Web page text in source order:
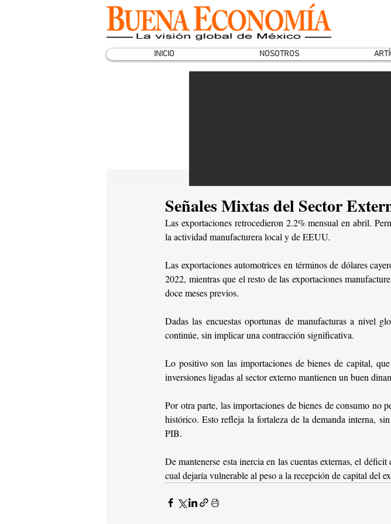
INICIO NOSOTROS
Señales Mixtas del Sector
Las exportaciones retrocedieron 2.2% mensual en abril.
la actividad manufacturera local y de EEUU.
Las exportaciones automotrices en términos de dólares
2022, mientras que el resto de las exportaciones
doce meses previos.
Dadas las encuestas oportunas de manufacturas a nivel
continúe, sin implicar una contracción significativa.
Lo positivo son las importaciones de bienes de capital,
inversiones ligadas al sector externo mantienen un buen
Por otra parte, las importaciones de bienes de consumo no
histórico. Esto refleja la fortaleza de la demanda interna,
PIB.
De mantenerse esta inercia en las cuentas externas, el
cual dejaría vulnerable al peso a la recepción de capital del